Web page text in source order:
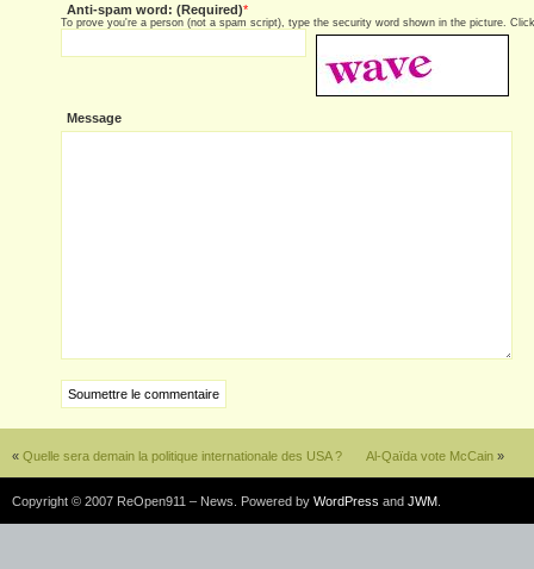
Anti-spam word: (Required)*
To prove you're a person (not a spam script), type the security word shown in the picture.
Message
« Quelle sera demain la politique internationale des USA ? Al-Qaïda vote McCain »
Copyright © 2007 ReOpen911 – News. Powered by WordPress and JWM